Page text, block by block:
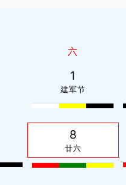
六
1
建军节
8
廿六